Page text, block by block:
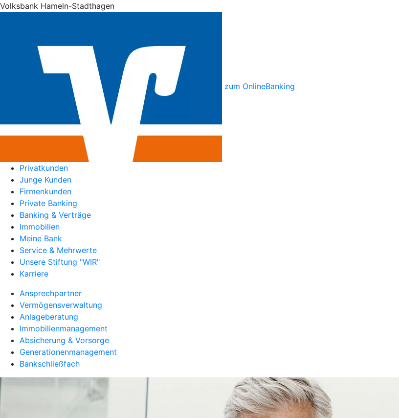
Volksbank Hameln-Stadthagen
zum OnlineBanking
Privatkunden
Junge Kunden
Firmenkunden
Private Banking
Banking & Verträge
Immobilien
Meine Bank
Service & Mehrwerte
Unsere Stiftung "WIR"
Karriere
Ansprechpartner
Vermögensverwaltung
Anlageberatung
Immobilienmanagement
Absicherung & Vorsorge
Generationenmanagement
Bankschließfach